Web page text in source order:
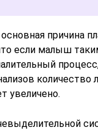
причина
если малыш
количество
увеличено.